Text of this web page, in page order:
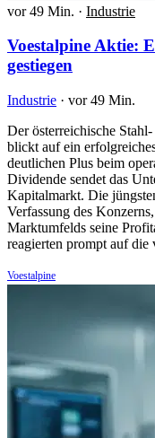
vor 49 Min. · Industrie
Voestalpine Aktie:
gestiegen
Industrie · vor 49 Min.
Der österreichische
blickt auf ein
deutlichen Plus beim
Dividende sendet das
Kapitalmarkt. Die
Verfassung des
Marktumfelds seine
reagierten prompt auf
Voestalpine